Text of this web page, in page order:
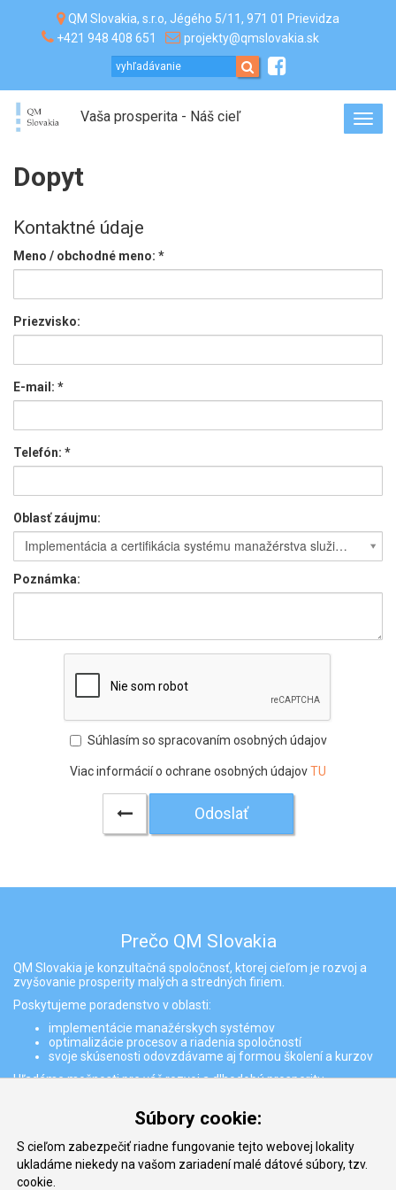
QM Slovakia, s.r.o, Jégého 5/11, 971 01 Prievidza
+421 948 408 651
projekty@qmslovakia.sk
Vaša prosperita - Náš cieľ
Dopyt
Kontaktné údaje
Meno / obchodné meno: *
Priezvisko:
E-mail: *
Telefón: *
Oblasť záujmu:
Implementácia a certifikácia systému manažérstva služieb informačných technológií podľa ISO 20000-1
Poznámka:
Súhlasím so spracovaním osobných údajov
Viac informácií o ochrane osobných údajovTU
Odoslať
Súbory cookie:
S cieľom zabezpečiť riadne fungovanie tejto webovej lokality
ukladáme niekedy na vašom zariadení malé dátové súbory, tzv.
cookie.
Prečo QM Slovakia
QM Slovakia je konzultačná spoločnosť, ktorej cieľom je rozvoj a
zvyšovanie prosperity malých a stredných firiem.
Poskytujeme poradenstvo v oblasti:
implementácie manažérskych systémov
optimalizácie procesov a riadenia spoločností
svoje skúsenosti odovzdávame aj formou školení a kurzov
Hľadáme možnosti pre váš rozvoj a dlhodobú prosperitu
Partneri